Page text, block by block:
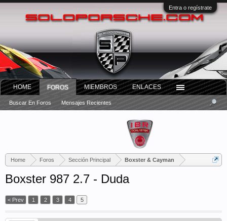
Entra o regístrate
Home Foros Sección Principal Boxster & Cayman
Boxster 987 2.7 - Duda
< Prev 1 2 3 4 5
HOME FOROS
Buscar En Foros Mensajes Recientes
MIEMBROS ENLACES